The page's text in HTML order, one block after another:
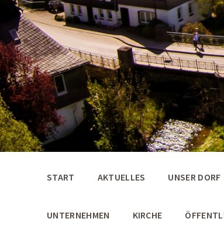
START AKTUELLES UNSER DORF
UNTERNEHMEN KIRCHE